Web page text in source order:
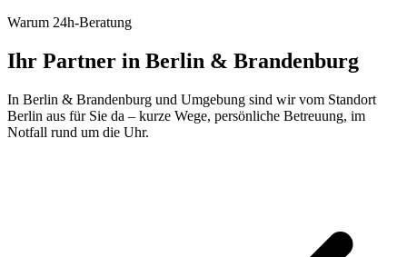
Warum 24h-Beratung
Ihr Partner in Berlin & Brandenburg
In Berlin & Brandenburg und Umgebung sind wir vom Standort
Berlin aus für Sie da – kurze Wege, persönliche Betreuung, im
Notfall rund um die Uhr.